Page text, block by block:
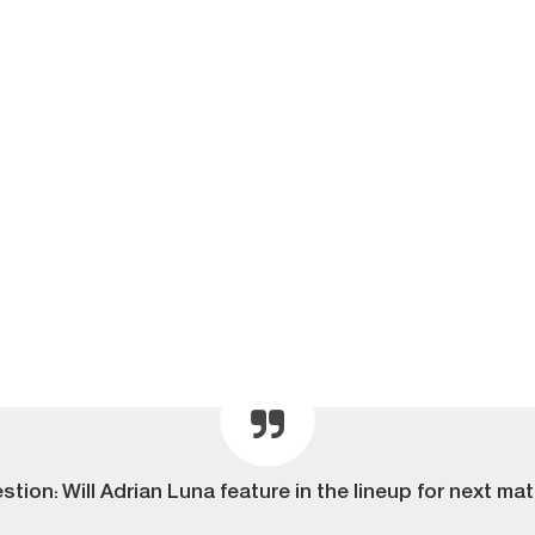
Will Adrian Luna feature in the lineup for next